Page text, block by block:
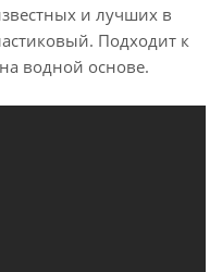
и лучших в
Подходит к
водной основе.